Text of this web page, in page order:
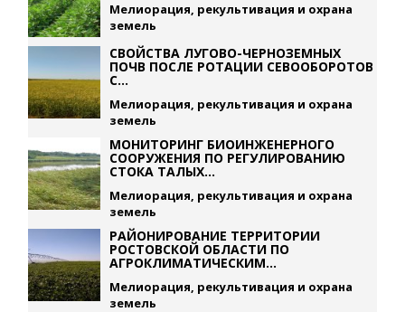
Мелиорация, рекультивация и охрана
земель
СВОЙСТВА ЛУГОВО-ЧЕРНОЗЕМНЫХ
ПОЧВ ПОСЛЕ РОТАЦИИ СЕВООБОРОТОВ
С...
Мелиорация, рекультивация и охрана
земель
МОНИТОРИНГ БИОИНЖЕНЕРНОГО
СООРУЖЕНИЯ ПО РЕГУЛИРОВАНИЮ
СТОКА ТАЛЫХ...
Мелиорация, рекультивация и охрана
земель
РАЙОНИРОВАНИЕ ТЕРРИТОРИИ
РОСТОВСКОЙ ОБЛАСТИ ПО
АГРОКЛИМАТИЧЕСКИМ...
Мелиорация, рекультивация и охрана
земель